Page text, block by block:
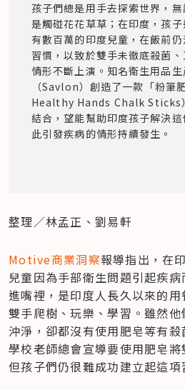
孩子們總是用手去探索世界，
是觸碰花花草草；在印度，孩
有數百萬的印度兒童，在飯前
習慣，以致於雙手未徹底殺菌
情形不斷上演。知名衛生用品
（Savlon）創造了一款「粉筆
Healthy Hands Chalk Sticks
結合，望能幫助印度孩子解決
此引發疾病的情形持續發生。
整理／林孟正、劉易軒
Motive商業洞察報導指出，在
兒童因為手部衛生問題引起疾
進嘴裡，是印度人長久以來的
雙手爬樹、玩樂、學習。雖然
沖淨，卻都沒有使用肥皂等有
學校老師總會宣導要使用肥皂將
但孩子們仍很難成功建立起這項